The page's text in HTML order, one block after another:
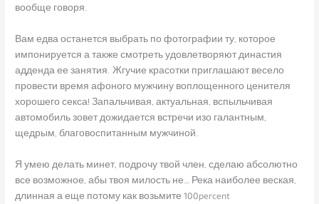
вообще говоря.
Вам едва останется выбрать по фотографии ту, которое
импонируется а также смотреть удовлетворяют династия
адденда ее занятия. Жгучие красотки приглашают весело
провести время афоного мужчину воплощенного ценителя
хорошего секса! Запальчивая, актуальная, вспыльчивая
автомобиль зовет дожидается встречи изо галантным,
щедрым, благовоспитанным мужчиной.
Я умею делать минет, подрочу твой член, сделаю абсолютно
все возможное, абы твоя милость не… Река наиболее веская,
длинная а еще потому как возьмите 100percent